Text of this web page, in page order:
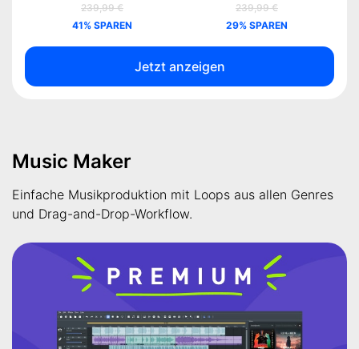
239,99 €
41% SPAREN
239,99 €
29% SPAREN
Jetzt anzeigen
Music Maker
Einfache Musikproduktion mit Loops aus allen Genres
und Drag-and-Drop-Workflow.